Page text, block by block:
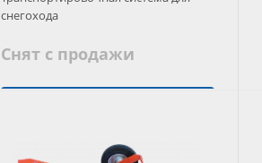
снегохода
Снят с продажи